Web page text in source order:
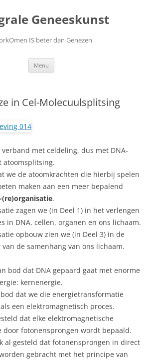
Geneeskunst
IS beter dan Genezen
Menu
in Cel-Molecuulsplitsing
met celdeling, dus met DNA-
atoomsplitsing.
we de atoomkrachten die hierbij spelen
maken aan een meer bepalend
(re)organisatie.
zagen we (in Deel 1) in het verlengen
in DNA, cellen, organen en ons lichaam.
opbouw zien we (in Deel 3) in de
de samenhang van ons lichaam.
bod dat DNA gepaard gaat met enorme
kernenergie.
dat we die energietransformatie
een elektromagnetisch proces.
dat elke elektromagnetische
door fotonensprongen wordt bepaald.
al gesteld dat fotonensprongen in direct
gebracht met het principe van